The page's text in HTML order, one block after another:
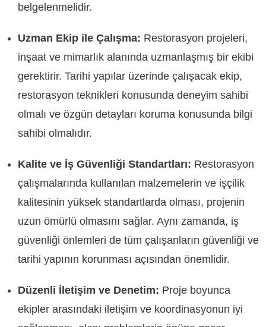
belgelenmelidir.
Uzman Ekip ile Çalışma: Restorasyon projeleri,
inşaat ve mimarlık alanında uzmanlaşmış bir ekibi
gerektirir. Tarihi yapılar üzerinde çalışacak ekip,
restorasyon teknikleri konusunda deneyim sahibi
olmalı ve özgün detayları koruma konusunda bilgi
sahibi olmalıdır.
Kalite ve İş Güvenliği Standartları: Restorasyon
çalışmalarında kullanılan malzemelerin ve işçilik
kalitesinin yüksek standartlarda olması, projenin
uzun ömürlü olmasını sağlar. Aynı zamanda, iş
güvenliği önlemleri de tüm çalışanların güvenliği ve
tarihi yapının korunması açısından önemlidir.
Düzenli İletişim ve Denetim: Proje boyunca
ekipler arasındaki iletişim ve koordinasyonun iyi